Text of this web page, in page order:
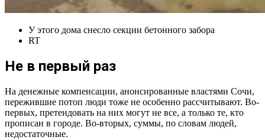
У этого дома снесло секции бетонного забора
RT
Не в первый раз
На денежные компенсации, анонсированные властями Сочи,
пережившие потоп люди тоже не особенно рассчитывают. Во-
первых, претендовать на них могут не все, а только те, кто
прописан в городе. Во-вторых, суммы, по словам людей,
недостаточные.